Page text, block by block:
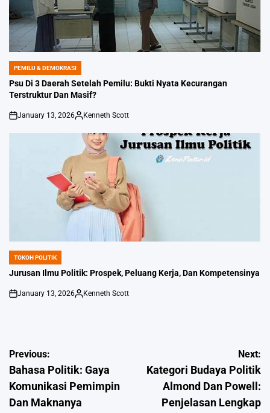
POSTED
IN
PEMILU & DEMOKRASI
Psu Di 3 Daerah Setelah Pemilu: Bukti Nyata Kecurangan
Terstruktur Dan Masif?
on
January 13, 2026
Posted
by
Kenneth Scott
POSTED
IN
TOKOH POLITIK
Jurusan Ilmu Politik: Prospek, Peluang Kerja, Dan Kompetensinya
on
January 13, 2026
Posted
Kenneth Scott
Post
navigation
Previous:
Bahasa Politik: Gaya
Komunikasi Pemimpin
Dan Maknanya
Next:
Kategori Budaya Politik
Almond Dan Powell:
Penjelasan Lengkap